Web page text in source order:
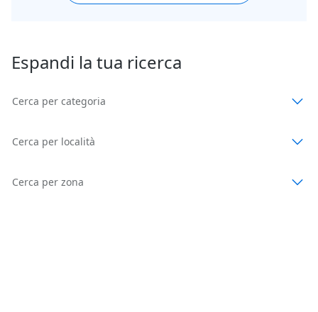
Espandi la tua ricerca
Cerca per categoria
Cerca per località
Cerca per zona